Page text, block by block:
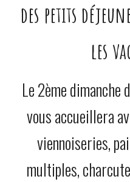
des petits
les
Le 2ème dimanche
vous accueillera
viennoiseries,
multiples,